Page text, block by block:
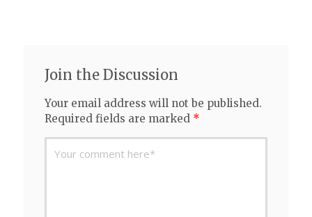
Join the Discussion
Your email address will not be published.
Required fields are marked *